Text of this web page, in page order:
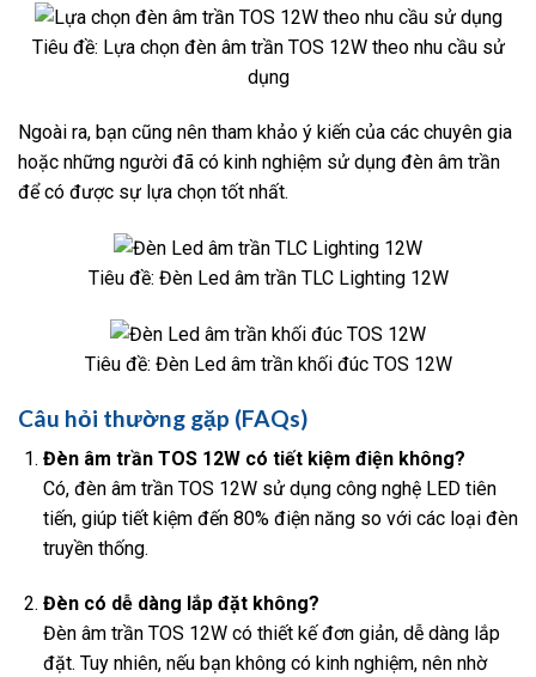
Tiêu đề: Lựa chọn đèn âm trần TOS 12W theo nhu cầu sử
dụng
Ngoài ra, bạn cũng nên tham khảo ý kiến của các chuyên gia
hoặc những người đã có kinh nghiệm sử dụng đèn âm trần
để có được sự lựa chọn tốt nhất.
Tiêu đề: Đèn Led âm trần TLC Lighting 12W
Tiêu đề: Đèn Led âm trần khối đúc TOS 12W
Câu hỏi thường gặp (FAQs)
Đèn âm trần TOS 12W có tiết kiệm điện không?
Có, đèn âm trần TOS 12W sử dụng công nghệ LED tiên
tiến, giúp tiết kiệm đến 80% điện năng so với các loại đèn
truyền thống.
Đèn có dễ dàng lắp đặt không?
Đèn âm trần TOS 12W có thiết kế đơn giản, dễ dàng lắp
đặt. Tuy nhiên, nếu bạn không có kinh nghiệm, nên nhờ